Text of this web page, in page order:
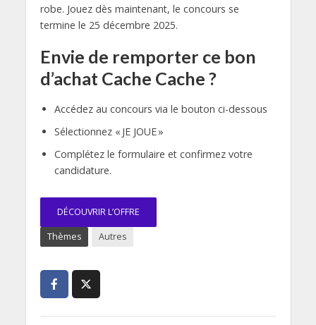
robe. Jouez dès maintenant, le concours se
termine le 25 décembre 2025.
Envie de remporter ce bon
d’achat Cache Cache ?
Accédez au concours via le bouton ci-dessous
Sélectionnez « JE JOUE »
Complétez le formulaire et confirmez votre
candidature.
DÉCOUVRIR L’OFFRE
Thèmes Autres